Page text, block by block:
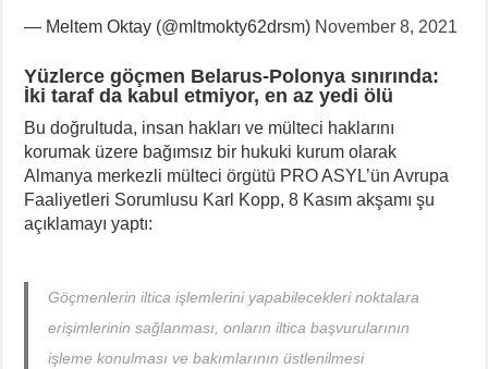
— Meltem Oktay (@mltmokty62drsm) November 8, 2021
Yüzlerce göçmen Belarus-Polonya sınırında:
İki taraf da kabul etmiyor, en az yedi ölü
Bu doğrultuda, insan hakları ve mülteci haklarını
korumak üzere bağımsız bir hukuki kurum olarak
Almanya merkezli mülteci örgütü PRO ASYL’ün Avrupa
Faaliyetleri Sorumlusu Karl Kopp, 8 Kasım akşamı şu
açıklamayı yaptı:
Göçmenlerin iltica işlemlerini yapabilecekleri noktalara
erişimlerinin sağlanması, onların iltica başvurularının
işleme konulması ve bakımlarının üstlenilmesi